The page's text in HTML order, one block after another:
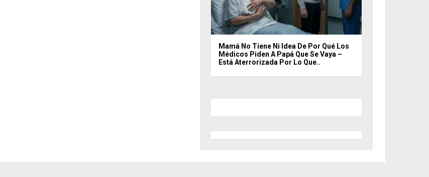
Mamá No Tiene Ni Idea De Por Qué Los
Médicos Piden A Papá Que Se Vaya –
Está Aterrorizada Por Lo Que..